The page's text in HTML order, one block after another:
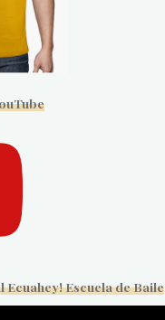
Escuela de Baile